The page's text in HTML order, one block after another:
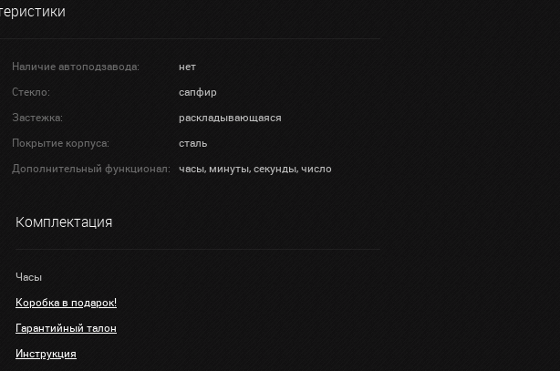
Наличие автоподзавода:
нет
Стекло:
сапфир
Застежка:
раскладывающаяся
Покрытие корпуса:
сталь
Дополнительный функционал: часы, минуты, секунды, число
Комплектация
Часы
Коробка в подарок!
Гарантийный талон
Инструкция